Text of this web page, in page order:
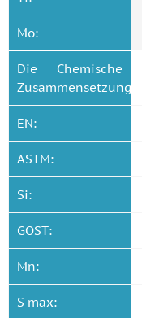
Mo:
Die Chemische
Zusammensetzung.:
EN:
ASTM:
Si:
GOST:
Mn:
S max: